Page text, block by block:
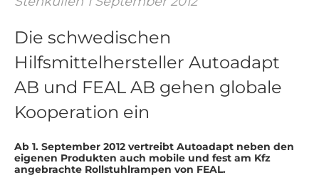
Die schwedischen
Hilfsmittelhersteller Autoadapt
AB und FEAL AB gehen globale
Kooperation ein
Ab 1. September 2012 vertreibt Autoadapt neben den
eigenen Produkten auch mobile und fest am Kfz
angebrachte Rollstuhlrampen von FEAL.